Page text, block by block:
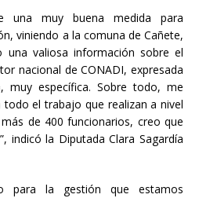
una muy buena medida para
viniendo a la comuna de Cañete,
una valiosa información sobre el
nacional de CONADI, expresada
muy específica. Sobre todo, me
el trabajo que realizan a nivel
de 400 funcionarios, creo que
indicó la Diputada Clara Sagardía
para la gestión que estamos